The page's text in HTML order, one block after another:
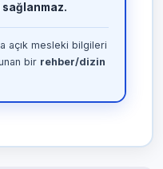
sağlanmaz.
açık mesleki bilgileri
bir rehber/dizin